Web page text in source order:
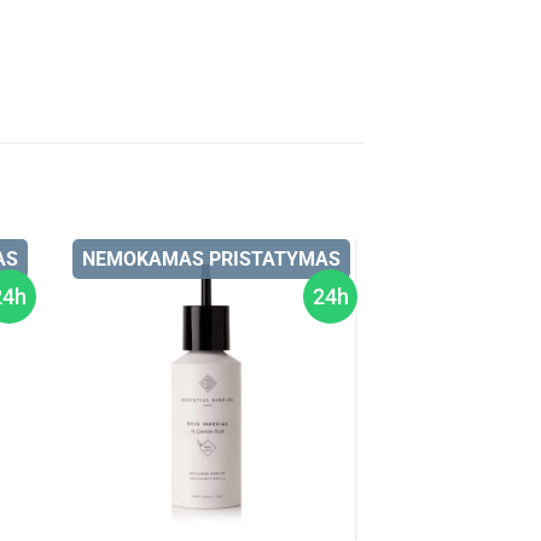
24h
NEMOKAMAS PRISTATYMAS